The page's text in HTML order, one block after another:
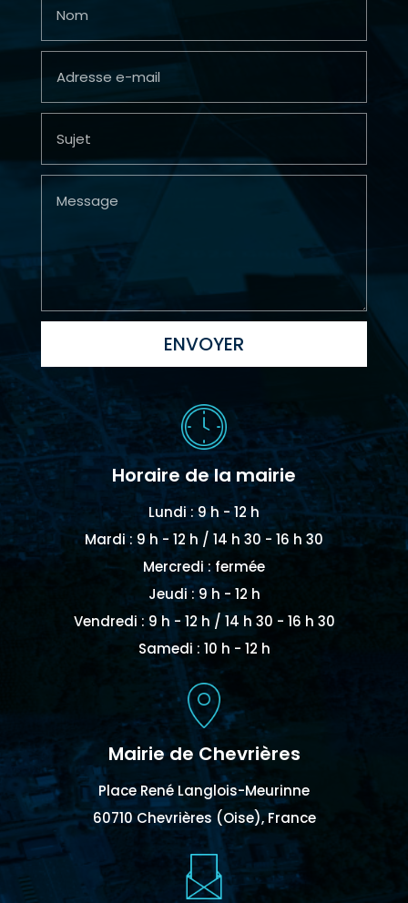
ENVOYER
Horaire de la mairie
Lundi : 9 h - 12 h
Mardi : 9 h - 12 h / 14 h 30 - 16 h 30
Mercredi : fermée
Jeudi : 9 h - 12 h
Vendredi : 9 h - 12 h / 14 h 30 - 16 h 30
Samedi : 10 h - 12 h
Mairie de Chevrières
Place René Langlois-Meurinne
60710 Chevrières (Oise), France